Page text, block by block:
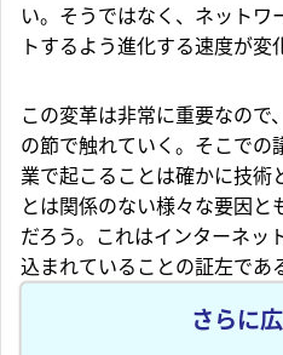
い。そうではなく、ネットワ
トするよう進化する速度が変
この変革は非常に重要なので
の節で触れていく。そこでの
業で起こることは確かに技術
とは関係のない様々な要因と
だろう。これはインターネッ
込まれていることの証左であ
さらに